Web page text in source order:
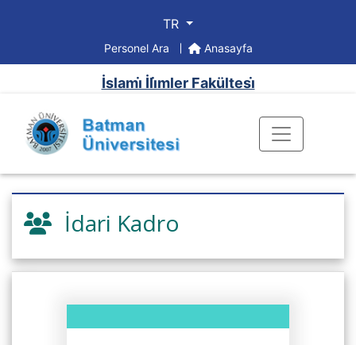
TR
Personel Ara Anasayfa
İslami̇ İli̇mler Fakültesi̇
İdari Kadro